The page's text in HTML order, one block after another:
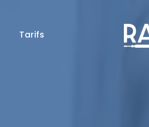
Tarifs